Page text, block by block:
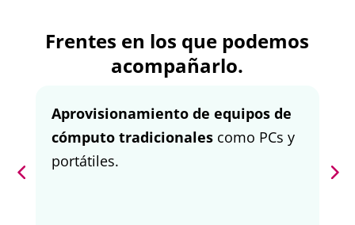
Frentes en los que podemos
acompañarlo.
Aprovisionamiento de equipos de
cómputo tradicionalescomo PCs y
portátiles.